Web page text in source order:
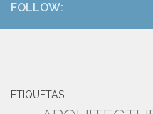
FOLLOW:
ETIQUETAS